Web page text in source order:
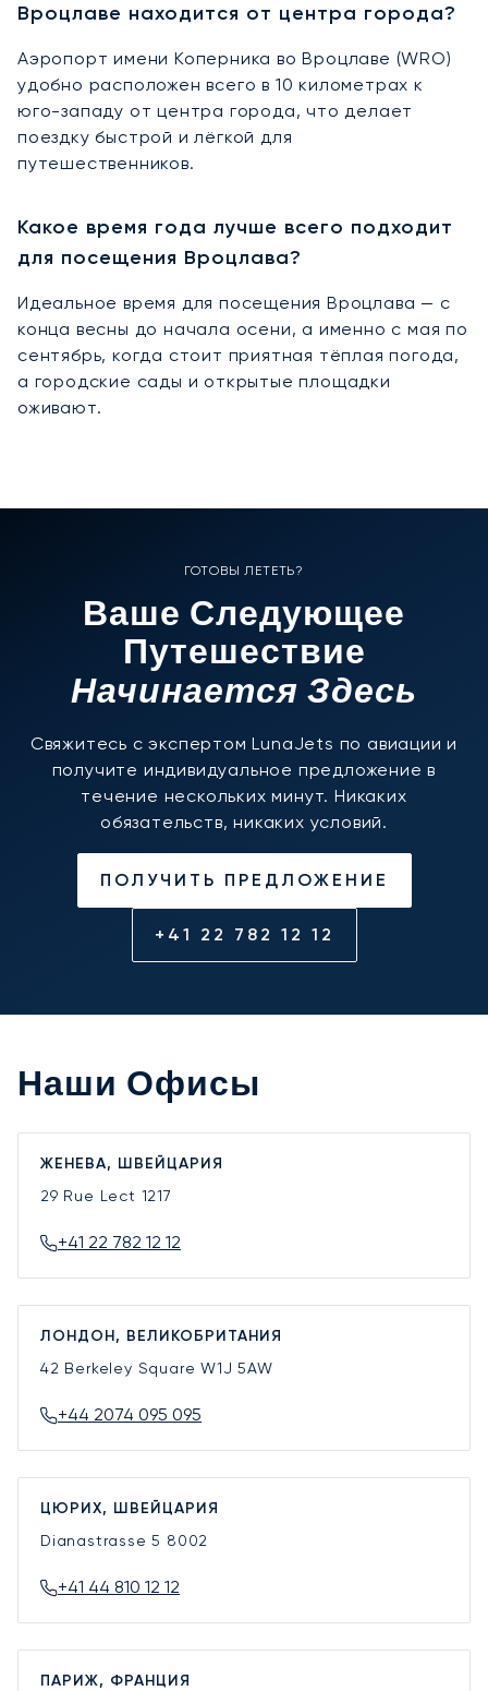
Вроцлаве находится от центра города?
Аэропорт имени Коперника во Вроцлаве (WRO)
удобно расположен всего в 10 километрах к
юго-западу от центра города, что делает
поездку быстрой и лёгкой для
путешественников.
Какое время года лучше всего подходит
для посещения Вроцлава?
Идеальное время для посещения Вроцлава — с
конца весны до начала осени, а именно с мая по
сентябрь, когда стоит приятная тёплая погода,
а городские сады и открытые площадки
оживают.
ГОТОВЫ ЛЕТЕТЬ?
Ваше Следующее
Путешествие
Начинается Здесь
Свяжитесь с экспертом LunaJets по авиации и
получите индивидуальное предложение в
течение нескольких минут. Никаких
обязательств, никаких условий.
ПОЛУЧИТЬ ПРЕДЛОЖЕНИЕ
+41 22 782 12 12
Наши Офисы
ЖЕНЕВА, ШВЕЙЦАРИЯ
29 Rue Lect 1217
+41 22 782 12 12
ЛОНДОН, ВЕЛИКОБРИТАНИЯ
42 Berkeley SquareW1J 5AW
+44 2074 095 095
ЦЮРИХ, ШВЕЙЦАРИЯ
Dianastrasse 5 8002
+41 44 810 12 12
ПАРИЖ, ФРАНЦИЯ